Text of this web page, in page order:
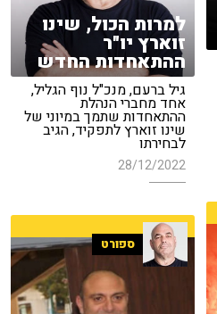
למרות הכול, שינו
זוארץ יו"ר
ההתאחדות החדש
גיל ברעם, מנכ"ל נוף הגליל,
אחד מחברי הנהלת
ההתאחדות שתמך במיוני של
שינו זוארץ לתפקיד, הגיב
לבחירתו
28/12/2022
ספורט